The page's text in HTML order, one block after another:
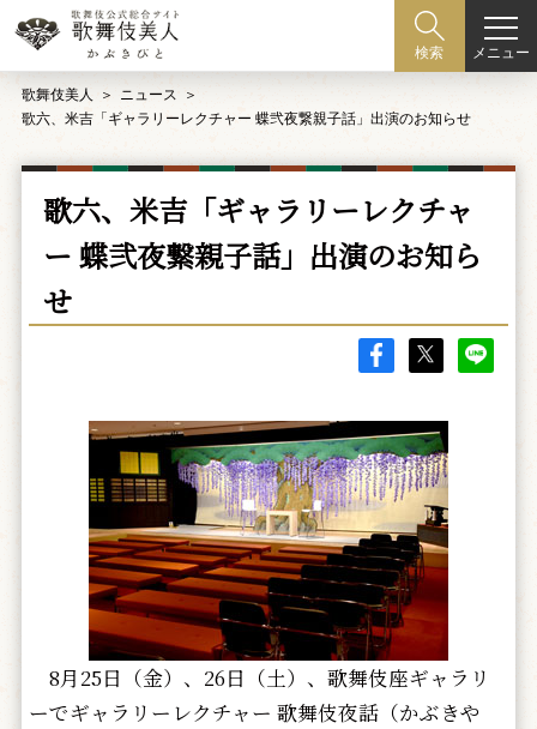
検索 メニュー
歌舞伎美人
ニュース
歌六、米吉「ギャラリーレクチャー 蝶弐夜繋親子話」出演のお知らせ
歌六、米吉「ギャラリーレクチャ
ー 蝶弐夜繋親子話」出演のお知ら
せ
8月25日（金）、26日（土）、歌舞伎座ギャラリ
ーでギャラリーレクチャー 歌舞伎夜話（かぶきや